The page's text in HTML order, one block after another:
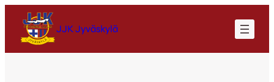
JJK Jyväskylä